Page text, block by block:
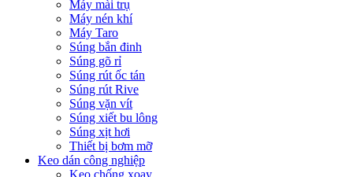
Máy mài trụ
Máy nén khí
Máy Taro
Súng bắn đinh
Súng gõ rỉ
Súng rút ốc tán
Súng rút Rive
Súng vặn vít
Súng xiết bu lông
Súng xịt hơi
Thiết bị bơm mỡ
Keo dán công nghiệp
Keo chống xoay